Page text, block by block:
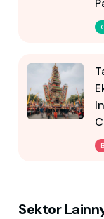
Sektor